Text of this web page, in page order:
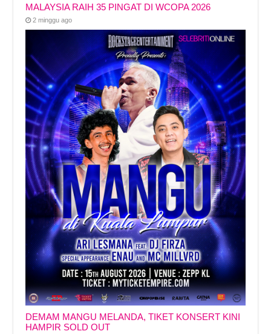
MALAYSIA RAIH 35 PINGAT DI WCOPA 2026
2 minggu ago
DEMAM MANGU MELANDA, TIKET KONSERT KINI
HAMPIR SOLD OUT